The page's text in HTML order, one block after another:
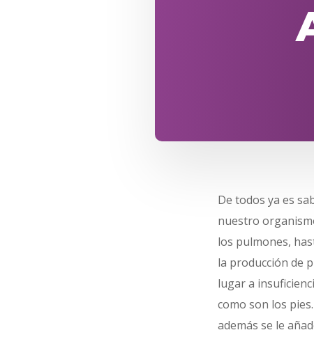
De todos ya es
nuestro
los pulmones,
la producción de
lugar a
como son los
además se le